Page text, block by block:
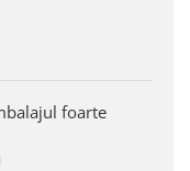
foarte